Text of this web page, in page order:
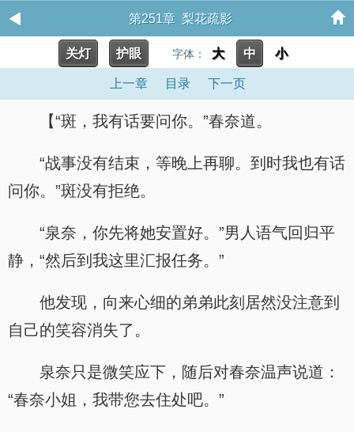
第251章 梨花疏影
关灯 护眼 字体： 大 中 小
上一章 目录 下一页
【“斑，我有话要问你。”春奈道。
“战事没有结束，等晚上再聊。到时我也有话
问你。”斑没有拒绝。
“泉奈，你先将她安置好。”男人语气回归平
静，“然后到我这里汇报任务。”
他发现，向来心细的弟弟此刻居然没注意到
自己的笑容消失了。
泉奈只是微笑应下，随后对春奈温声说道：
“春奈小姐，我带您去住处吧。”